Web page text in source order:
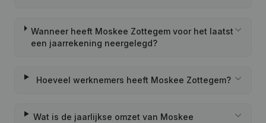
Wanneer heeft Moskee Zottegem voor het laatst
een jaarrekening neergelegd?
Hoeveel werknemers heeft Moskee Zottegem?
Wat is de jaarlijkse omzet van Moskee